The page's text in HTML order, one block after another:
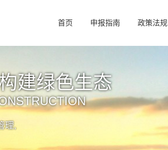
首页 申报指南 政策法规
好房子”建设
Boost Quality Housing
“绿色低碳、智能安全”的“好房子”